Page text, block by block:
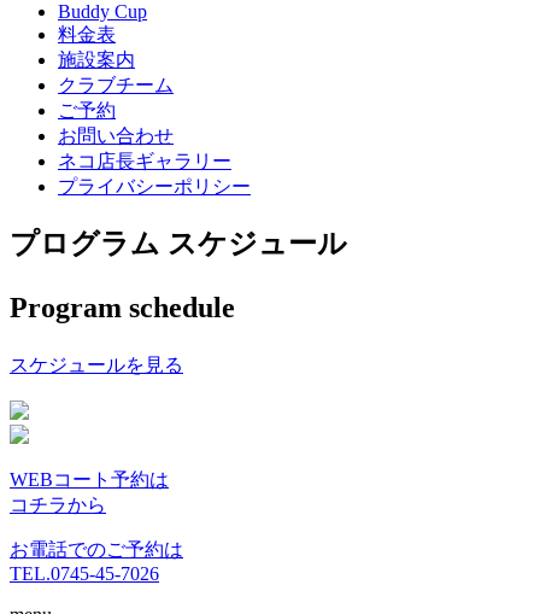
Buddy Cup
料金表
施設案内
クラブチーム
ご予約
お問い合わせ
ネコ店長ギャラリー
プライバシーポリシー
プログラム スケジュール
Program schedule
スケジュールを見る
WEBコート予約は
コチラから
お電話でのご予約は
TEL.0745-45-7026